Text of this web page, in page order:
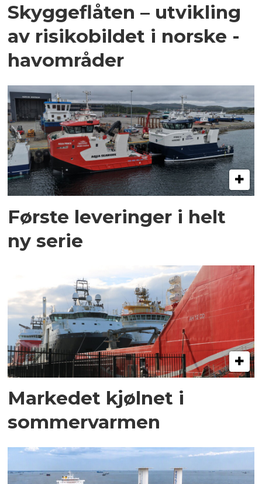
Skyggeflåten – utvikling
av risikobildet i norske ­
havområder
Første leveringer i helt
ny serie
Markedet kjølnet i
sommervarmen